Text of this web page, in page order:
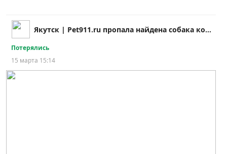
Якутск | Pet911.ru пропала найдена собака кошка
Потерялись
15 марта 15:14